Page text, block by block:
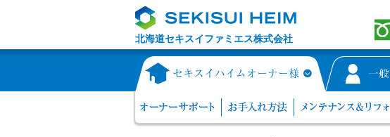
北海道セキスイファミエス株式会社